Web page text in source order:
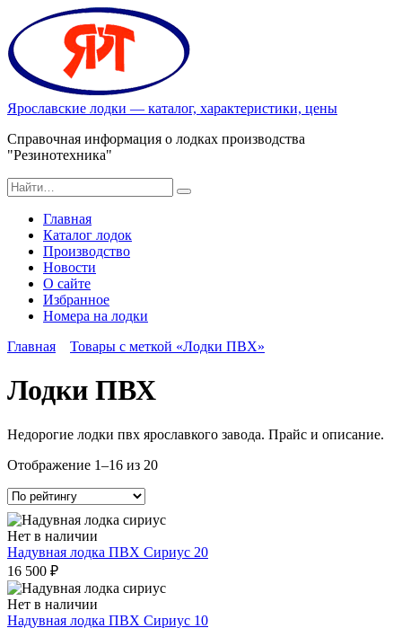
Перейти
содержанию
Ярославские лодки — каталог, характеристики, цены
Справочная информация о лодках производства
"Резинотехника"
Search
for:
Главная
Каталог лодок
Производство
Новости
О сайте
Избранное
Номера на лодки
Главная
Товары с меткой «Лодки ПВХ»
Лодки ПВХ
Недорогие лодки пвх ярославкого завода. Прайс и описание.
Отображение 1–16 из 20Сортировка:
Нет в наличии
Надувная лодка ПВХ Сириус 20
16 500 ₽
Нет в наличии
Надувная лодка ПВХ Сириус 10